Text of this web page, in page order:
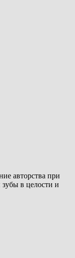
авторства при
в целости и